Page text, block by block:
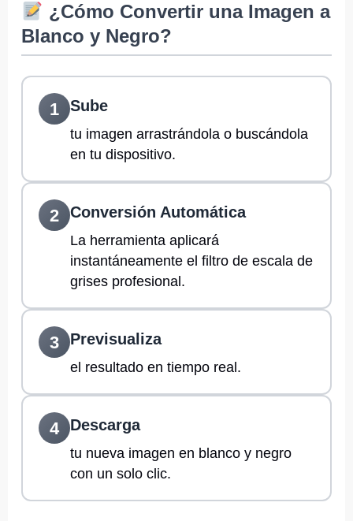
¿Cómo Convertir una Imagen a
Blanco y Negro?
1 Sube
tu imagen arrastrándola o buscándola
en tu dispositivo.
2 Conversión Automática
La herramienta aplicará
instantáneamente el filtro de escala de
grises profesional.
3 Previsualiza
el resultado en tiempo real.
4 Descarga
tu nueva imagen en blanco y negro
con un solo clic.